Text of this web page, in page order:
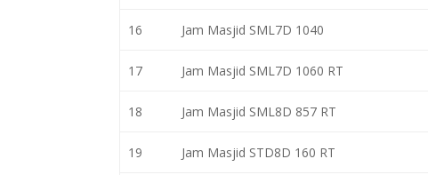
16 Jam Masjid SML7D 1040
17 Jam Masjid SML7D 1060 RT
18 Jam Masjid SML8D 857 RT
19 Jam Masjid STD8D 160 RT